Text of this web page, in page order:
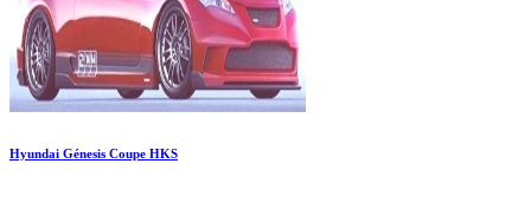
Hyundai Génesis Coupe HKS